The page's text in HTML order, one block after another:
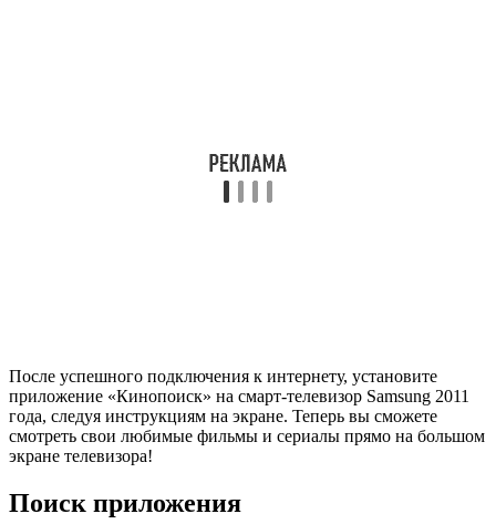
После успешного подключения к интернету, установите
приложение «Кинопоиск» на смарт-телевизор Samsung 2011
года, следуя инструкциям на экране. Теперь вы сможете
смотреть свои любимые фильмы и сериалы прямо на большом
экране телевизора!
Поиск приложения